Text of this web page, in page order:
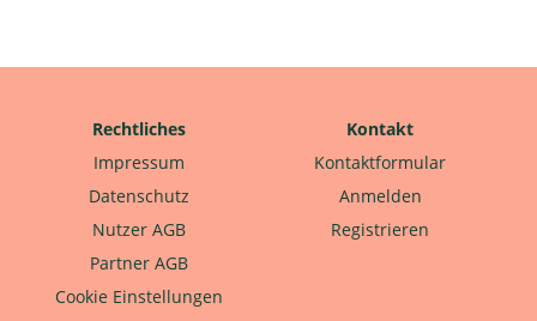
Rechtliches
Impressum
Datenschutz
Nutzer AGB
Partner AGB
Cookie Einstellungen
Kontakt
Kontaktformular
Anmelden
Registrieren